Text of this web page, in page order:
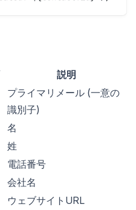
説明
プライマリメール (一意の
識別子)
名
姓
電話番号
会社名
ウェブサイトURL